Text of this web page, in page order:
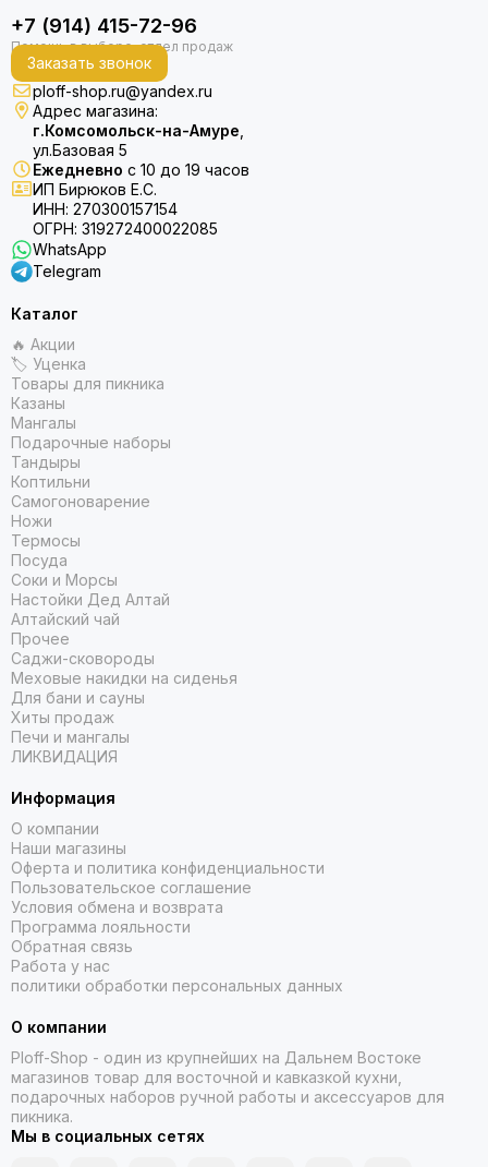
+7 (914) 415-72-96
Заказать звонок
ploff-shop.ru@yandex.ru
Адрес магазина:
г.Комсомольск-на-Амуре
ул.Базовая 5
Ежедневно с 10 до 19 часов
ИП Бирюков Е.С.
ИНН: 270300157154
ОГРН: 319272400022085
WhatsApp
Telegram
Каталог
🔥 Акции
🏷 Уценка
Товары для пикника
Казаны
Мангалы
Подарочные наборы
Тандыры
Коптильни
Самогоноварение
Ножи
Термосы
Посуда
Соки и Морсы
Настойки Дед Алтай
Алтайский чай
Прочее
Саджи-сковороды
Меховые накидки на сиденья
Для бани и сауны
Хиты продаж
Печи и мангалы
ЛИКВИДАЦИЯ
Информация
О компании
Наши магазины
Оферта и политика конфиденциальности
Пользовательское соглашение
Условия обмена и возврата
Программа лояльности
Обратная связь
Работа у нас
политики обработки персональных данных
О компании
Ploff-Shop - один из крупнейших на Дальнем Востоке
магазинов товар для восточной и кавказкой кухни,
подарочных наборов ручной работы и аксессуаров для
пикника.
Мы в социальных сетях